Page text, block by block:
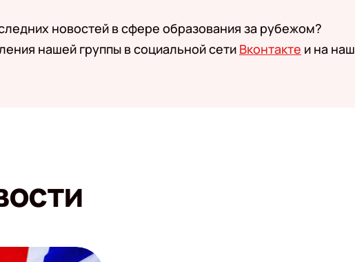
новостей в сфере образования за рубежом?
нашей группы в социальной сети Вконтакте и на наш